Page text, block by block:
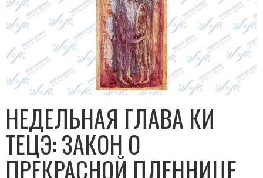
НЕДЕЛЬНАЯ ГЛАВА КИ
ТЕЦЭ: ЗАКОН О
ПРЕКРАСНОЙ ПЛЕННИЦЕ